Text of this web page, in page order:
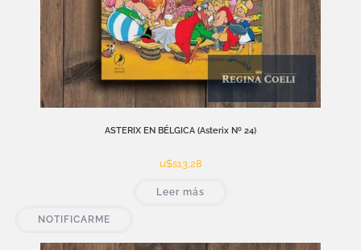
ASTERIX EN BÉLGICA (Asterix Nº 24)
u$s13,28
Leer más
NOTIFICARME